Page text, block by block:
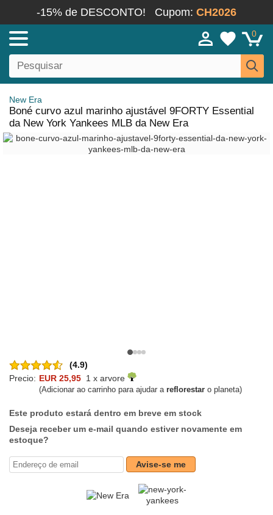
-15% de DESCONTO! Cupom: CH2026
0
New Era
Boné curvo azul marinho ajustável 9FORTY Essential
da New York Yankees MLB da New Era
(4.9)
Precio: EUR 25,95 1 x arvore
(Adicionar ao carrinho para ajudar a reflorestar o planeta)
Este produto estará dentro em breve em stock
Deseja receber um e-mail quando estiver novamente em
estoque?
Avise-se me